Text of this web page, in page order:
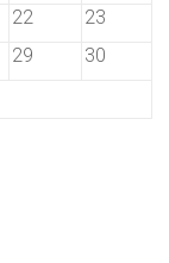
22
23
29
30